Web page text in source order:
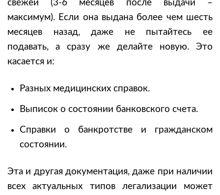
свежей (3-6 месяцев после выдачи –
максимум). Если она выдана более чем шесть
месяцев назад, даже не пытайтесь ее
подавать, а сразу же делайте новую. Это
касается и:
Разных медицинских справок.
Выписок о состоянии банковского счета.
Справки о банкротстве и гражданском
состоянии.
Эта и другая документация, даже при наличии
всех актуальных типов легализации может